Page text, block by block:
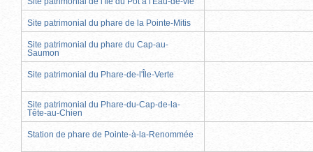
Site patrimonial du phare de la Pointe-Mitis
Site patrimonial du phare du Cap-au-
Saumon
Site patrimonial du Phare-de-l'Île-Verte
Site patrimonial du Phare-du-Cap-de-la-
Tête-au-Chien
Station de phare de Pointe-à-la-Renommée